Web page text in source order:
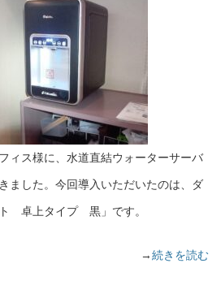
ィス様に、水道直結ウォーターサーバ
ました。今回導入いただいたのは、ダ
卓上タイプ 黒」です。
→続きを読む